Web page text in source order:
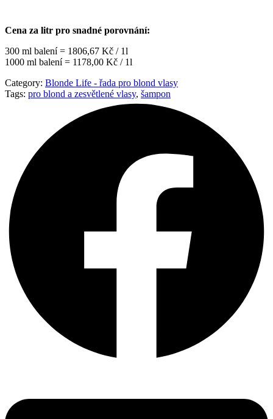
Cena za litr pro snadné porovnání:
300 ml balení = 1806,67 Kč / 1l
1000 ml balení = 1178,00 Kč / 1l
Category: Blonde Life - řada pro blond vlasy
Tags: pro blond a zesvětlené vlasy, šampon